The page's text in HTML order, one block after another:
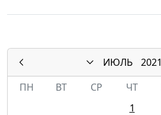
ИЮЛЬ
2021
ПН
ВТ СР ЧТ
1